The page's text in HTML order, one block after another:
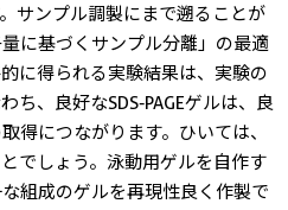
サンプル調製にまで遡ることが
に基づくサンプル分離」の最適
に得られる実験結果は、実験の
ち、良好なSDS-PAGEゲルは、良
得につながります。ひいては、
でしょう。泳動用ゲルを自作す
組成のゲルを再現性良く作製で